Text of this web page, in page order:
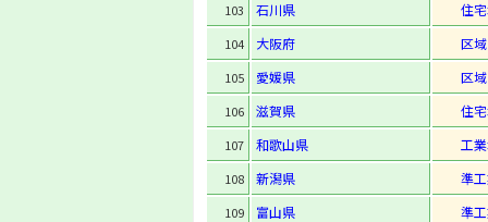
103 石川県 住
104 大阪府 区
105 愛媛県 区
106 滋賀県 住
107 和歌山県 工
108 新潟県 準
109 富山県 準